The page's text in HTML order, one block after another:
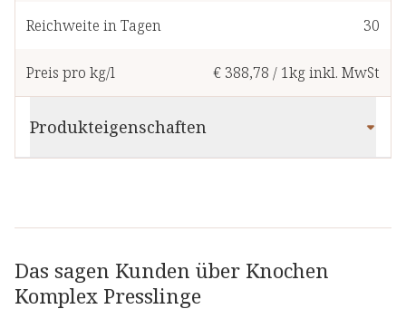
Reichweite in Tagen 30
Preis pro kg/l € 388,78 / 1kginkl. MwSt
Produkteigenschaften
Das sagen Kunden über Knochen
Komplex Presslinge